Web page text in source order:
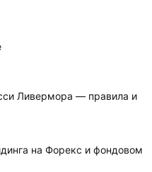
Ливермора — правила и
на Форекс и фондовом